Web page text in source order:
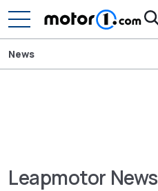
News
Leapmotor News